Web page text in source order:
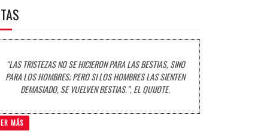
“LAS TRISTEZAS NO SE HICIERON PARA LAS BESTIAS, SINO
PARA LOS HOMBRES; PERO SI LOS HOMBRES LAS SIENTEN
DEMASIADO, SE VUELVEN BESTIAS.”, EL QUIJOTE.
MÁS